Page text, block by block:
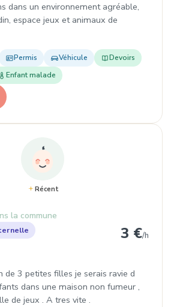
dans un environnement agréable,
espace jeux et animaux de
Permis Véhicule
Devoirs
Enfant malade
Récent
la commune
3 €/h
de 3 petites filles je serais ravie d
dans une maison non fumeur ,
de jeux . A tres vite .